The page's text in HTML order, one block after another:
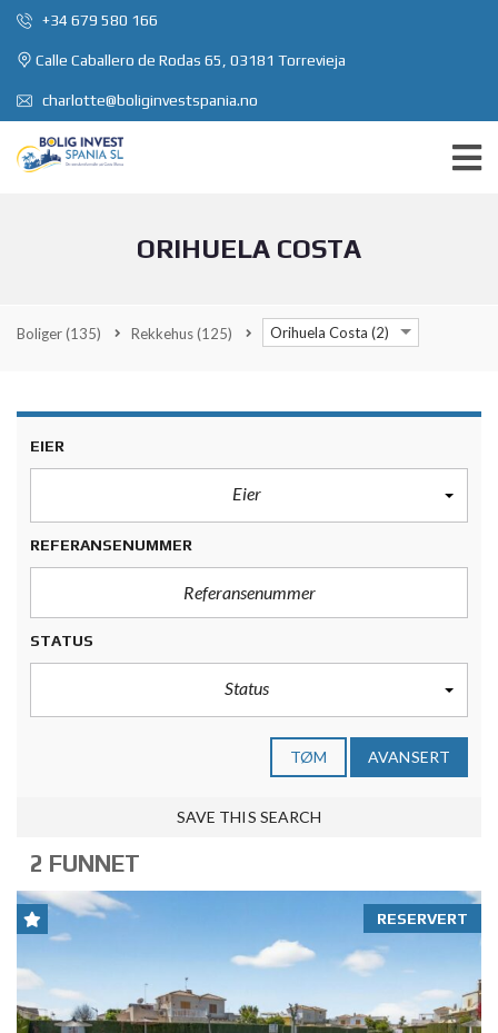
+34 679 580 166
Calle Caballero de Rodas 65, 03181 Torrevieja
charlotte@boliginvestspania.no
ORIHUELA COSTA
Boliger(135) Rekkehus(125) Orihuela Costa (2)
EIER
Eier
REFERANSENUMMER
STATUS
Status
TØM AVANSERT
SAVE THIS SEARCH
2 FUNNET
RESERVERT